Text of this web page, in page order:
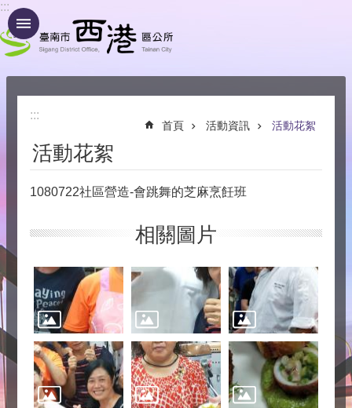
跳到主要內容區塊
:::
:::
首頁 活動資訊 活動花絮
活動花絮
1080722社區營造-會跳舞的芝麻烹飪班
相關圖片